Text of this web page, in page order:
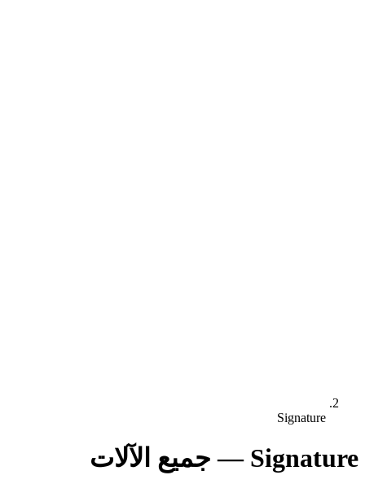
Signature
Signature — جميع الآلات